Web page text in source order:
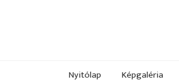
Nyitólap Képgaléria